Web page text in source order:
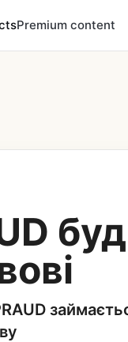
Premium content